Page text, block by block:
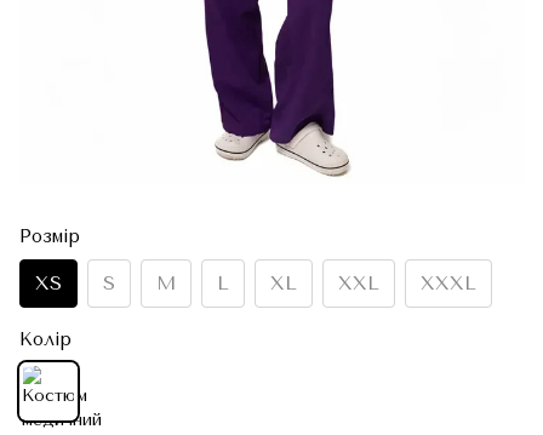
Розмір
XS S M L XL XXL XXXL
Колір